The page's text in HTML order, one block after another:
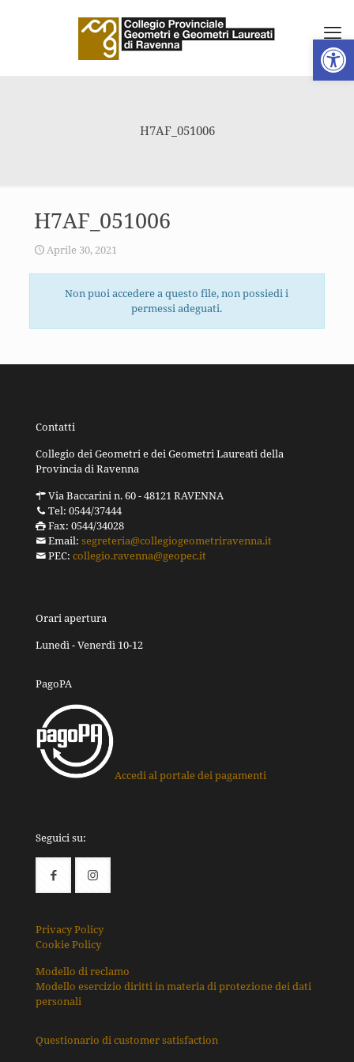
Apri
H7AF_051006
H7AF_051006
Aprile 30, 2021
Non puoi accedere a questo file, non possiedi i
permessi adeguati.
Contatti
Collegio dei Geometri e dei Geometri Laureati della
Provincia di Ravenna
Via Baccarini n. 60 - 48121 RAVENNA
Tel: 0544/37444
Fax: 0544/34028
Email: segreteria@collegiogeometriravenna.it
PEC: collegio.ravenna@geopec.it
Orari apertura
Lunedì - Venerdì 10-12
PagoPA
Accedi al portale dei pagamenti
Seguici su:
Privacy Policy
Cookie Policy
Modello di reclamo
Modello esercizio diritti in materia di protezione dei dati
personali
Questionario di customer satisfaction